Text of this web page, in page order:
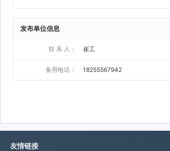
发布单位信息
联 系 人： 崔工
备用电话： 18255567942
友情链接